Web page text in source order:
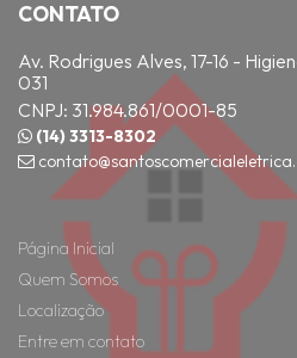
CONTATO
Av. Rodrigues Alves, 17-16 -
031
CNPJ: 31.984.861/0001-85
(14) 3313-8302
Página Inicial
Quem Somos
Localização
Entre em contato